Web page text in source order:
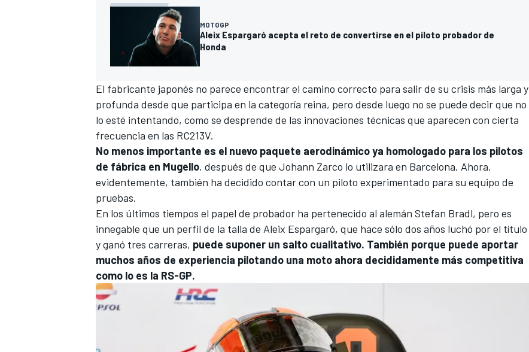
MOTOGP
Aleix Espargaró acepta el reto de convertirse en el piloto probador de
Honda
El fabricante japonés no parece encontrar el camino correcto para salir de su crisis más larga y
profunda desde que participa en la categoría reina, pero desde luego no se puede decir que no
lo esté intentando, como se desprende de las innovaciones técnicas que aparecen con cierta
frecuencia en las RC213V.
No menos importante es el nuevo paquete aerodinámico ya homologado para los pilotos
de fábrica en Mugello, después de que Johann Zarco lo utilizara en Barcelona. Ahora,
evidentemente, también ha decidido contar con un piloto experimentado para su equipo de
pruebas.
En los últimos tiempos el papel de probador ha pertenecido al alemán Stefan Bradl, pero es
innegable que un perfil de la talla de Aleix Espargaró, que hace sólo dos años luchó por el título
y ganó tres carreras, puede suponer un salto cualitativo. También porque puede aportar
muchos años de experiencia pilotando una moto ahora decididamente más competitiva
como lo es la RS-GP.